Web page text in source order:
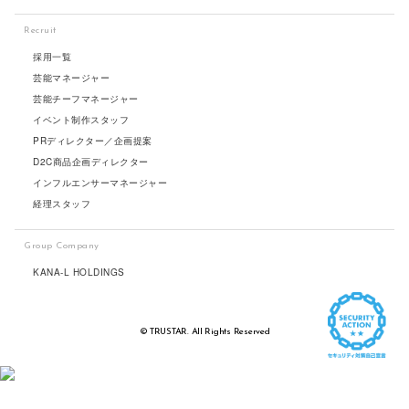
Recruit
採用一覧
芸能マネージャー
芸能チーフマネージャー
イベント制作スタッフ
PRディレクター／企画提案
D2C商品企画ディレクター
インフルエンサーマネージャー
経理スタッフ
Group Company
KANA-L HOLDINGS
© TRUSTAR. All Rights Reserved